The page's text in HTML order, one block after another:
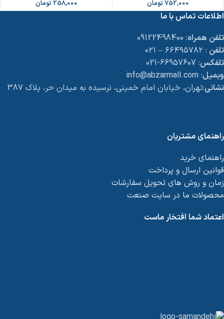
752,000تومان 258,000 تومان
اطلاعات تماس با ما
تلفن همراه: 09122498400
تلفن : ۶۶۴۹۵۷۸۲ – ۰۲۱
تلفکس: 66957607-021
وبمیل: info@abzarmall.com
نشانی:تهران، خیابان امام خمینی، نرسیده به میدان حر، پلاک 387
راهنمای مشتریان
راهنمای خرید
قوانین ارسال و پرداخت
زمان و روش های تحویل سفارشات
محصولات ما در سایت صنعت
اعتماد شما افتخار ماست